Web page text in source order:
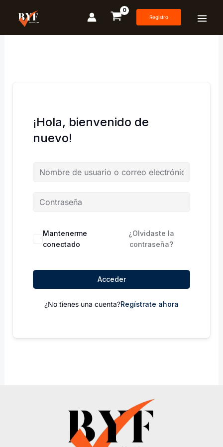
contenido
Registro
¡Hola, bienvenido de
nuevo!
Mantenerme
conectado
¿Olvidaste la
contraseña?
Acceder
¿No tienes una cuenta?Regístrate ahora